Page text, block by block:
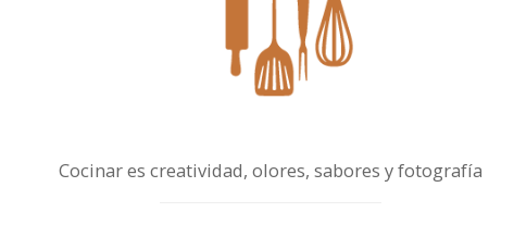
Cocinar es creatividad, olores, sabores y fotografía